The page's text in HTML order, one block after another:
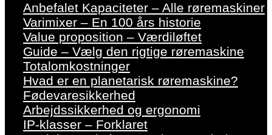
Anbefalet Kapaciteter – Alle røremaskiner
Varimixer – En 100 års historie
Value proposition – Værdiløftet
Guide – Vælg den rigtige røremaskine
Totalomkostninger
Hvad er en planetarisk røremaskine?
Fødevaresikkerhed
Arbejdssikkerhed og ergonomi
IP-klasser – Forklaret